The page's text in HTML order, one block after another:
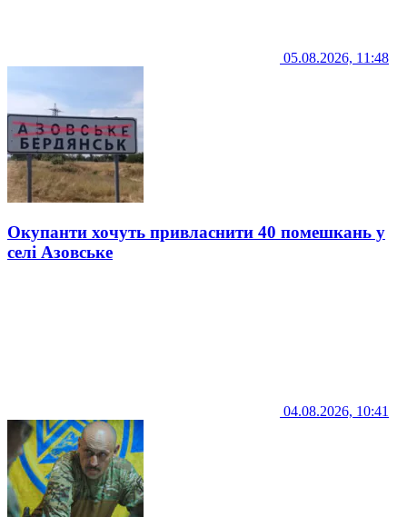
05.08.2026, 11:48
Окупанти хочуть привласнити 40 помешкань у
селі Азовське
04.08.2026, 10:41